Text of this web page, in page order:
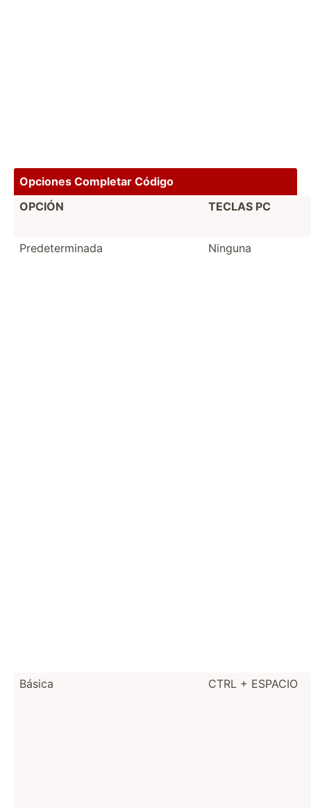
Opciones Completar Código
OPCIÓN
TECLAS PC
Predet­erm­inada Ninguna
Básica CTRL + ESPACIO